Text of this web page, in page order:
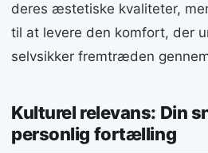
deres æstetiske kvaliteter,
til at levere den komfort, der
selvsikker fremtræden
Kulturel relevans: Din
personlig fortælling